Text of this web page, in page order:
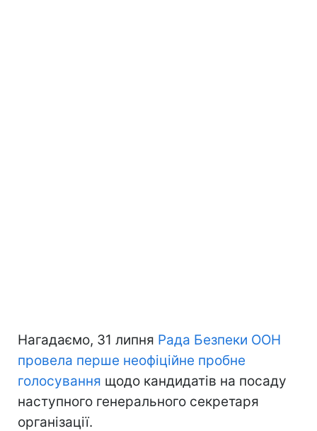
Нагадаємо, 31 липня Рада Безпеки ООН
провела перше неофіційне пробне
голосування щодо кандидатів на посаду
наступного генерального секретаря
організації.